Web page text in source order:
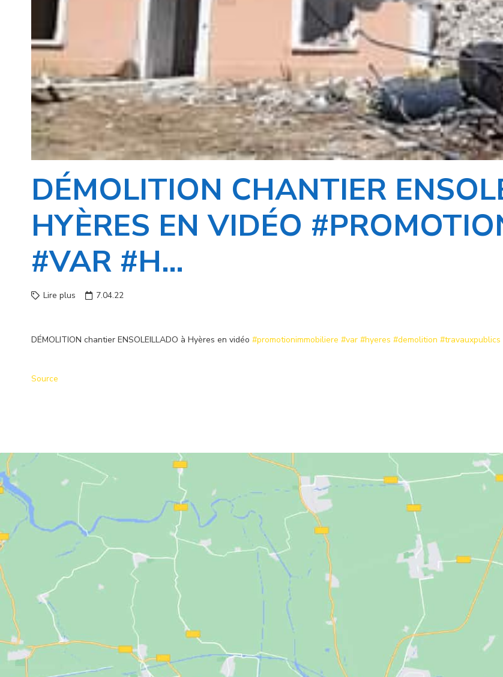
DÉMOLITION CHANTIER
HYÈRES EN VIDÉO
#VAR #H…
Lire plus 7.04.22
DÉMOLITION chantier ENSOLEILLADO à Hyères en vidéo #promotionimmobiliere #var #hyeres #demolition #travauxpublics
Source